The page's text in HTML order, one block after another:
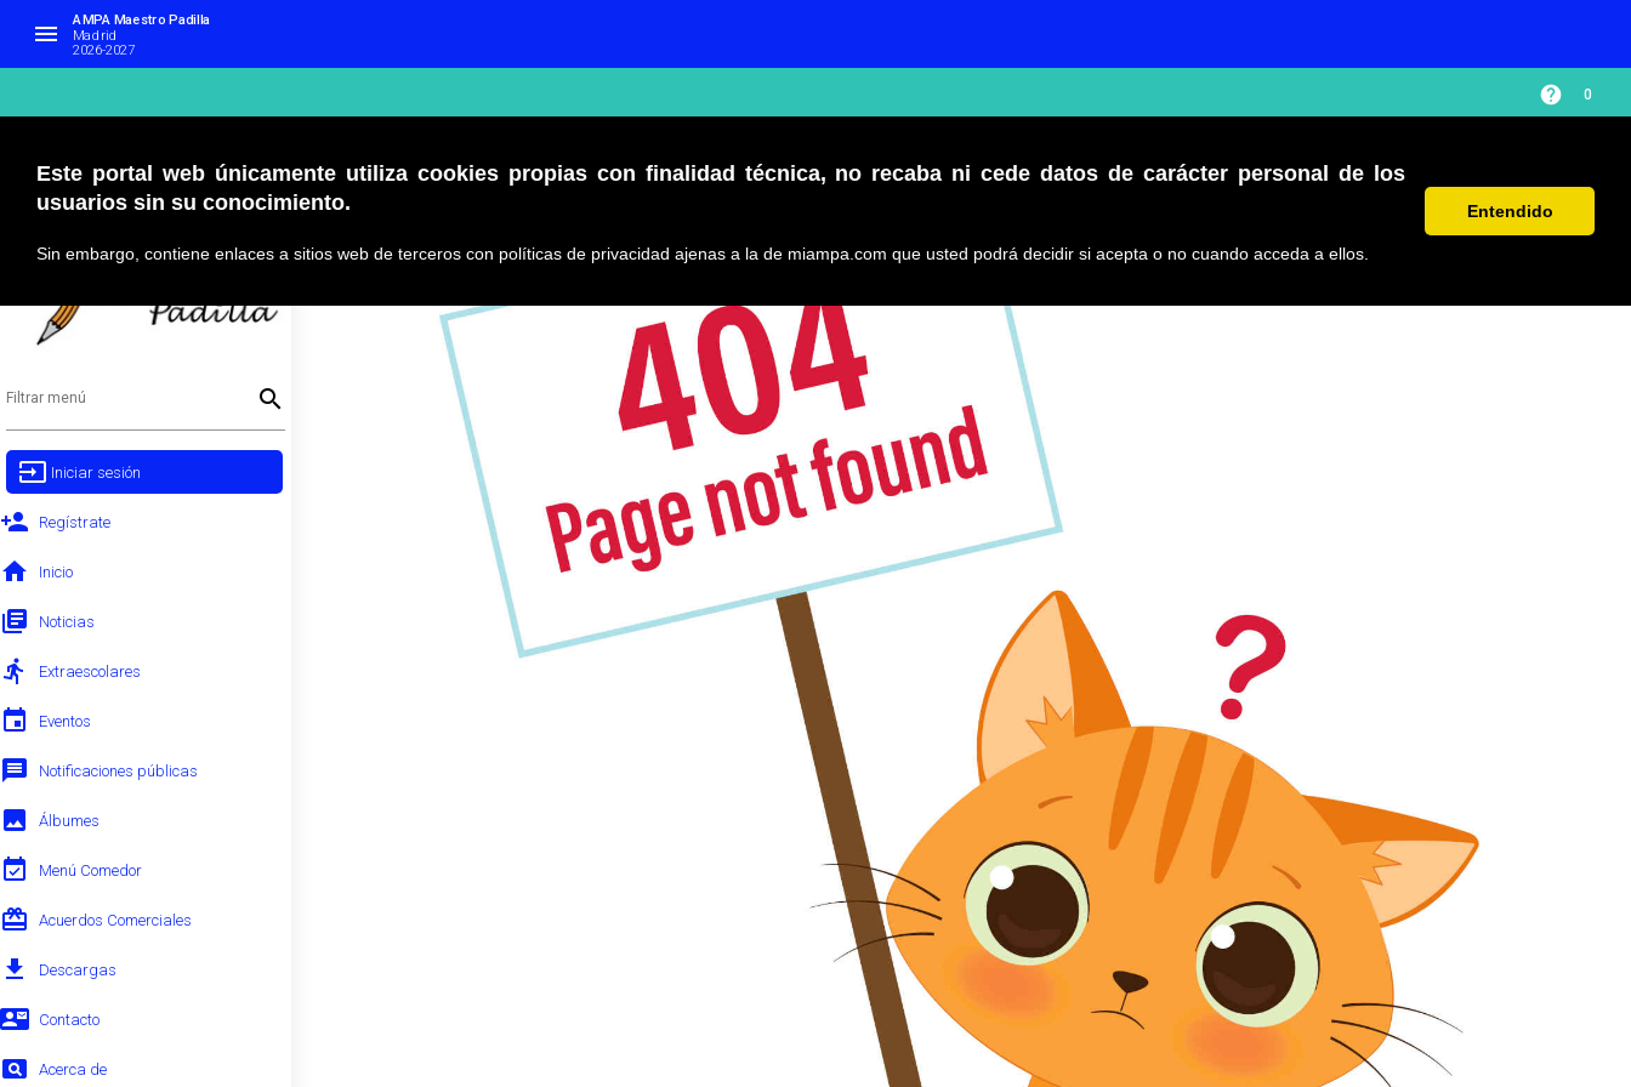
Este portal web únicamente utiliza cookies propias con finalidad técnica, no recaba ni cede datos de carácter personal de los
usuarios sin su conocimiento.
Sin embargo, contiene enlaces a sitios web de terceros con políticas de privacidad ajenas a la de miampa.com que usted podrá decidir si acepta o no cuando acceda a ellos.
Entendido
menu
AMPA Maestro Padilla
Madrid
2026-2027
help 0
Filtrar menú search
input Iniciar sesión
person_add Regístrate
home Inicio
library_books Noticias
directions_run Extraescolares
event Eventos
message Notificaciones públicas
image Álbumes
event_available Menú Comedor
card_giftcard Acuerdos Comerciales
file_download Descargas
contact_mail Contacto
pageview Acerca de
PÁGINA NO ENCONTRADA